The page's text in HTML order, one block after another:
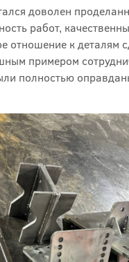
доволен
работ,
отношение к деталям
примером
полностью